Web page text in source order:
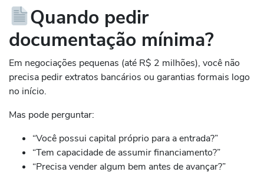
Quando pedir
documentação mínima?
Em negociações pequenas (até R$ 2 milhões), você não
precisa pedir extratos bancários ou garantias formais logo
no início.
Mas pode perguntar:
“Você possui capital próprio para a entrada?”
“Tem capacidade de assumir financiamento?”
“Precisa vender algum bem antes de avançar?”